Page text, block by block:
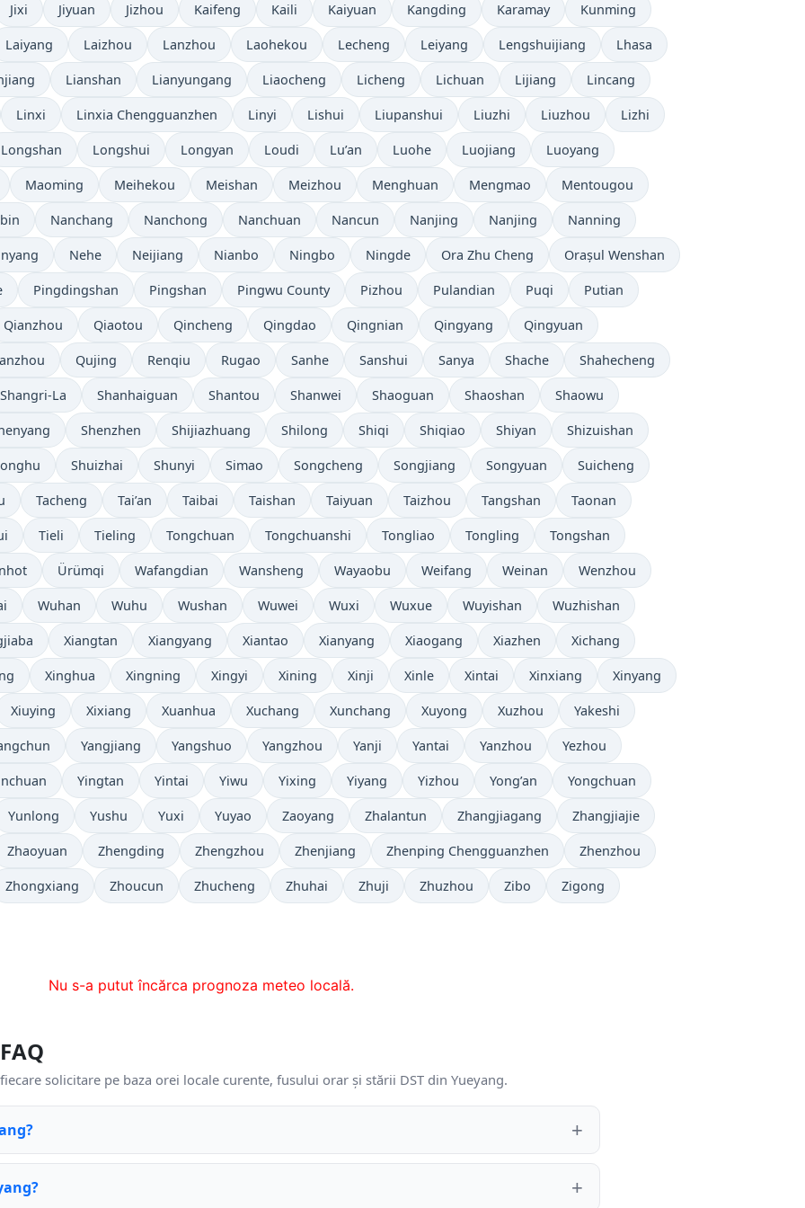
Jixi Jiyuan Jizhou Kaifeng Kaili Kaiyuan Kangding Karamay Kunming
Laiyang Laizhou Lanzhou Laohekou Lecheng Leiyang Lengshuijiang Lhasa
Lianshan Lianyungang Liaocheng Licheng Lichuan Lijiang Lincang
Linxi Linxia Chengguanzhen Linyi Lishui Liupanshui Liuzhi Liuzhou Lizhi
Longshan Longshui Longyan Loudi Lu’an Luohe Luojiang Luoyang
Maoming Meihekou Meishan Meizhou Menghuan Mengmao Mentougou
Nanchang Nanchong Nanchuan Nancun Nanjing Nanjing Nanning
Nehe Neijiang Nianbo Ningbo Ningde Ora Zhu Cheng Orașul Wenshan
Pingdingshan Pingshan Pingwu County Pizhou Pulandian Puqi Putian
Qianzhou Qiaotou Qincheng Qingdao Qingnian Qingyang Qingyuan
Qujing Renqiu Rugao Sanhe Sanshui Sanya Shache Shahecheng
Shangri-La Shanhaiguan Shantou Shanwei Shaoguan Shaoshan Shaowu
Shenzhen Shijiazhuang Shilong Shiqi Shiqiao Shiyan Shizuishan
Shuizhai Shunyi Simao Songcheng Songjiang Songyuan Suicheng
Tacheng Tai’an Taibai Taishan Taiyuan Taizhou Tangshan Taonan
Tieli Tieling Tongchuan Tongchuanshi Tongliao Tongling Tongshan
Ürümqi Wafangdian Wansheng Wayaobu Weifang Weinan Wenzhou
Wuhan Wuhu Wushan Wuwei Wuxi Wuxue Wuyishan Wuzhishan
Xiangtan Xiangyang Xiantao Xianyang Xiaogang Xiazhen Xichang
Xinghua Xingning Xingyi Xining Xinji Xinle Xintai Xinxiang Xinyang
Xiuying Xixiang Xuanhua Xuchang Xunchang Xuyong Xuzhou Yakeshi
Yangjiang Yangshuo Yangzhou Yanji Yantai Yanzhou Yezhou
Yingtan Yintai Yiwu Yixing Yiyang Yizhou Yong’an Yongchuan
Yunlong Yushu Yuxi Yuyao Zaoyang Zhalantun Zhangjiagang Zhangjiajie
Zhaoyuan Zhengding Zhengzhou Zhenjiang Zhenping Chengguanzhen Zhenzhou
Zhongxiang Zhoucun Zhucheng Zhuhai Zhuji Zhuzhou Zibo Zigong
Nu s-a putut încărca prognoza meteo locală.
solicitare pe baza orei locale curente, fusului orar și stării DST din Yueyang.